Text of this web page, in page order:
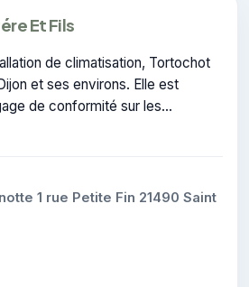
Et Fils
de climatisation, Tortochot
et ses environs. Elle est
de conformité sur les
1 rue Petite Fin 21490 Saint